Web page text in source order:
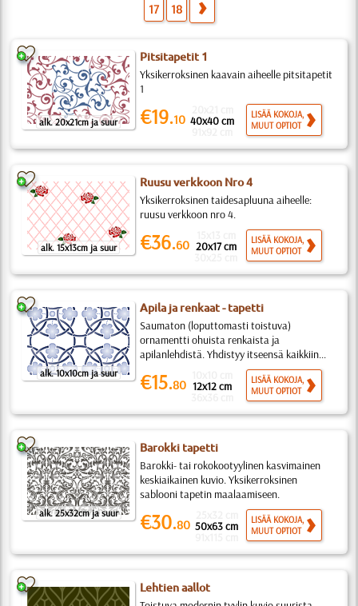
17
18
alk. 20x21cm ja suur
Pitsitapetit 1
Yksikerroksinen kaavain aiheelle pitsitapetit
1
€19.10 40x40 cm
LISÄÄ KOKOJA,
MUUT OPTIOT
alk. 15x13cm ja suur
Ruusu verkkoon Nro 4
Yksikerroksinen taidesapluuna aiheelle:
ruusu verkkoon nro 4.
€36.60 20x17 cm
LISÄÄ KOKOJA,
MUUT OPTIOT
alk. 10x10cm ja suur
Apila ja renkaat - tapetti
Saumaton (loputtomasti toistuva)
ornamentti ohuista renkaista ja
apilanlehdistä. Yhdistyy itseensä kaikkiin...
€15.80 12x12 cm
LISÄÄ KOKOJA,
MUUT OPTIOT
alk. 25x32cm ja suur
Barokki tapetti
Barokki- tai rokokootyylinen kasvimainen
keskiaikainen kuvio. Yksikerroksinen
sablooni tapetin maalaamiseen.
€30.80 50x63 cm
LISÄÄ KOKOJA,
MUUT OPTIOT
Lehtien aallot